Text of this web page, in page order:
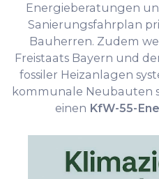
Energieberatungen
Sanierungsfahrplan
Bauherren. Zudem
Freistaats Bayern und
fossiler Heizanlagen
kommunale Neubauten
einen KfW-55-